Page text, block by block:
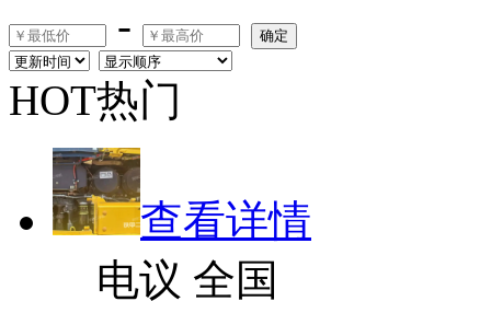
-
确定
HOT热门
查看详情
电议 全国